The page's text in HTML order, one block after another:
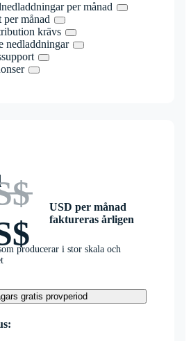
per månad
per månad
krävs
nedladdningar
USD per månad
faktureras årligen
producerar i stor skala och
gratis provperiod